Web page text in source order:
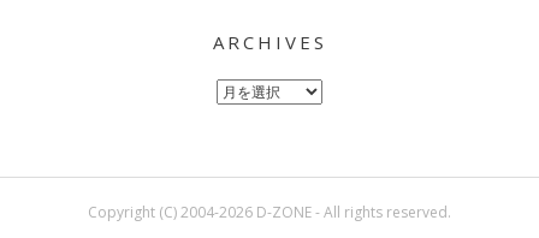
ARCHIVES
Archives
Copyright (C) 2004-2026 D-ZONE - All rights reserved.